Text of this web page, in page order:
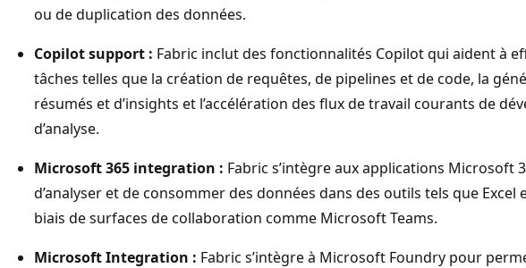
ou de duplication des données.
Copilot support : Fabric inclut des fonctionnalités Copilot qui aident à
tâches telles que la création de requêtes, de pipelines et de code, la
résumés et d’insights et l’accélération des flux de travail courants de
d’analyse.
Microsoft 365 integration : Fabric s’intègre aux applications Microsoft
d’analyser et de consommer des données dans des outils tels que Excel
biais de surfaces de collaboration comme Microsoft Teams.
Microsoft Integration : Fabric s’intègre à Microsoft Foundry pour